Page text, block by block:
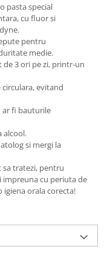
pasta special
cu fluor si
pentru
medie.
de 3 ori pe zi, printr-un
evitand
ar fi bauturile
alcool.
si mergi la
sa tratezi, pentru
cu periuta de
orala corecta!